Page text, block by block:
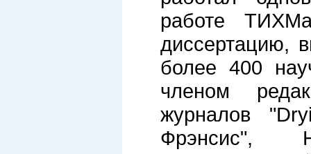
работе
диссертацию,
более 400
членом
журналов
Фрэнсис",